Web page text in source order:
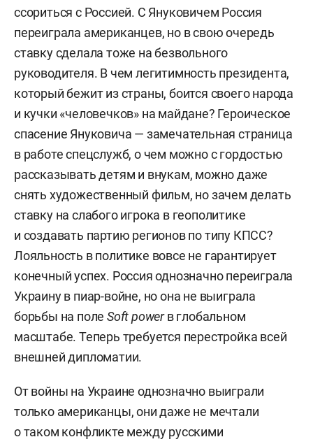
ссориться с Россией. С Януковичем Россия
переиграла американцев, но в свою очередь
ставку сделала тоже на безвольного
руководителя. В чем легитимность президента,
который бежит из страны, боится своего народа
и кучки «человечков» на майдане? Героическое
спасение Януковича — замечательная страница
в работе спецслужб, о чем можно с гордостью
рассказывать детям и внукам, можно даже
снять художественный фильм, но зачем делать
ставку на слабого игрока в геополитике
и создавать партию регионов по типу КПСС?
Лояльность в политике вовсе не гарантирует
конечный успех. Россия однозначно переиграла
Украину в пиар-войне, но она не выиграла
борьбы на полеSoftpowerв глобальном
масштабе. Теперь требуется перестройка всей
внешней дипломатии.
От войны на Украине однозначно выиграли
только американцы, они даже не мечтали
о таком конфликте между русскими